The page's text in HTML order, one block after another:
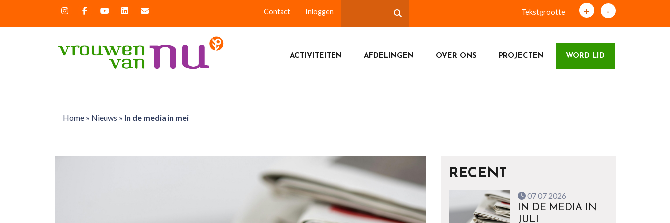
Contact Inloggen Tekstgrootte + -
ACTIVITEITEN AFDELINGEN OVER ONS PROJECTEN WORD LID
Home» Nieuws » In de media in mei
RECENT
07 07 2026
IN DE MEDIA IN
JULI